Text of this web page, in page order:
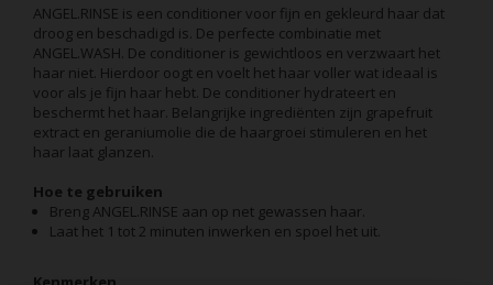
ANGEL.RINSE is een conditioner voor fijn en gekleurd haar dat
droog en beschadigd is. De perfecte combinatie met
ANGEL.WASH. De conditioner is gewichtloos en verzwaart het
haar niet. Hierdoor oogt en voelt het haar voller wat ideaal is
voor als je fijn haar hebt. De conditioner hydrateert en
beschermt het haar. Belangrijke ingrediënten zijn grapefruit
extract en geraniumolie die de haargroei stimuleren en het
haar laat glanzen.
Hoe te gebruiken
Breng ANGEL.RINSE aan op net gewassen haar.
Laat het 1 tot 2 minuten inwerken en spoel het uit.